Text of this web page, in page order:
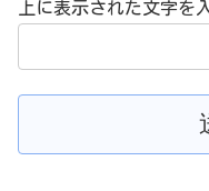
上に表示された文字を